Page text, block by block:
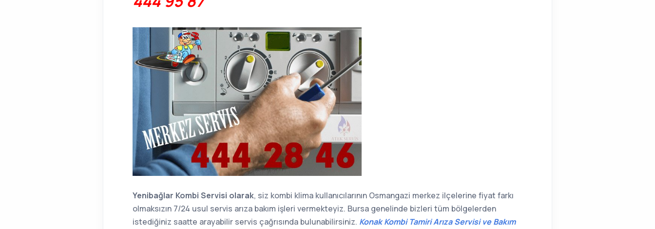
Yenibağlar Kombi Servisi olarak, siz kombi klima kullanıcılarının Osmangazi merkez ilçelerine fiyat farkı
olmaksızın 7/24 usul servis arıza bakım işleri vermekteyiz. Bursa genelinde bizleri tüm bölgelerden
istediğiniz saatte arayabilir servis çağrısında bulunabilirsiniz. Konak Kombi Tamiri Arıza Servisi ve Bakım